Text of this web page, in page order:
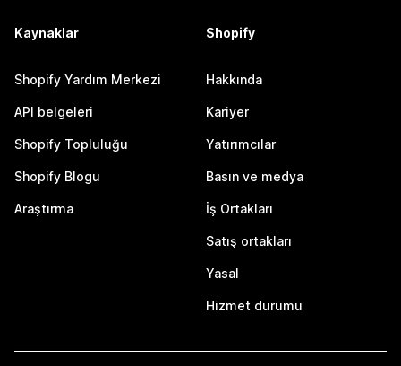
Kaynaklar
Shopify Yardım Merkezi
API belgeleri
Shopify Topluluğu
Shopify Blogu
Araştırma
Shopify
Hakkında
Kariyer
Yatırımcılar
Basın ve medya
İş Ortakları
Satış ortakları
Yasal
Hizmet durumu